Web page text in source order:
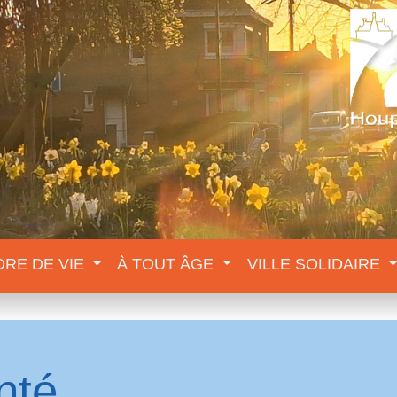
DE VIE À TOUT ÂGE VILLE SOLIDAIRE